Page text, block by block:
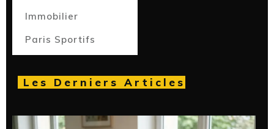
Immobilier
Paris Sportifs
Les Derniers Articles